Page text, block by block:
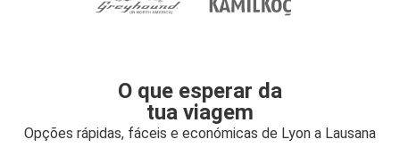
O que esperar da
tua viagem
Opções rápidas, fáceis e económicas de Lyon a Lausana